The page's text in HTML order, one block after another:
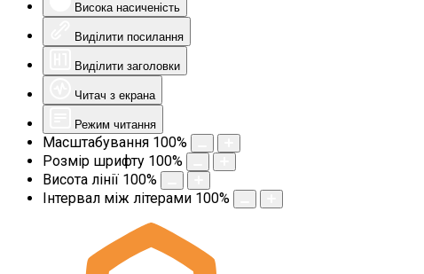
Висока насиченість
Виділити посилання
Виділити заголовки
Читач з екрана
Режим читання
Масштабування 100%
Розмір шрифту 100%
Висота лінії 100%
Інтервал між літерами 100%